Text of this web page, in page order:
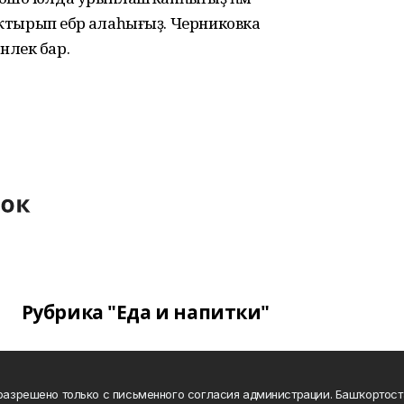
ебәрә алаһығыҙ. Черниковка
бар.
Рубрика "Еда и напитки"
только с письменного согласия администрации.